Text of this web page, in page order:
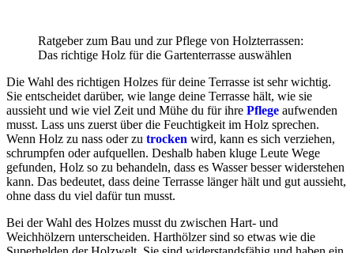
Ratgeber zum Bau und zur Pflege von Holzterrassen:
Das richtige Holz für die Gartenterrasse auswählen
Die Wahl des richtigen Holzes für deine Terrasse ist sehr wichtig.
Sie entscheidet darüber, wie lange deine Terrasse hält, wie sie
aussieht und wie viel Zeit und Mühe du für ihre Pflege aufwenden
musst. Lass uns zuerst über die Feuchtigkeit im Holz sprechen.
Wenn Holz zu nass oder zu trocken wird, kann es sich verziehen,
schrumpfen oder aufquellen. Deshalb haben kluge Leute Wege
gefunden, Holz so zu behandeln, dass es Wasser besser widerstehen
kann. Das bedeutet, dass deine Terrasse länger hält und gut aussieht,
ohne dass du viel dafür tun musst.
Bei der Wahl des Holzes musst du zwischen Hart- und
Weichhölzern unterscheiden. Harthölzer sind so etwas wie die